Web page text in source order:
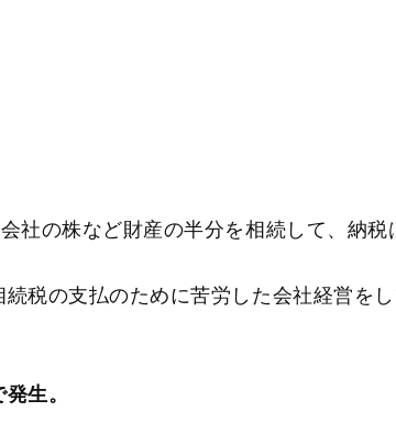
の株など財産の半分を相続して、納税
税の支払のために苦労した会社経営を
生。